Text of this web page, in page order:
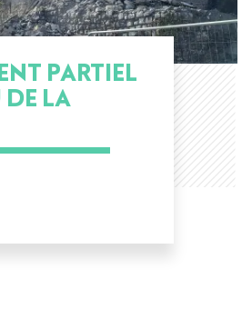
PARTIEL
LA